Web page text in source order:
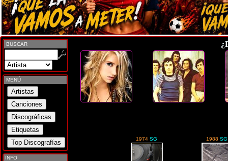
BUSCAR
MENÚ
INFO
1974SG 1988SG